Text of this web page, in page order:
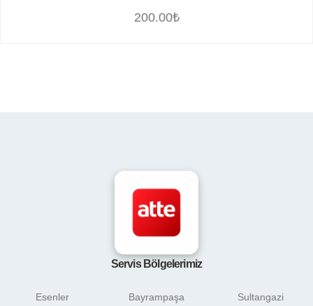
200.00₺
Servis Bölgelerimiz
Esenler Bayrampaşa Sultangazi